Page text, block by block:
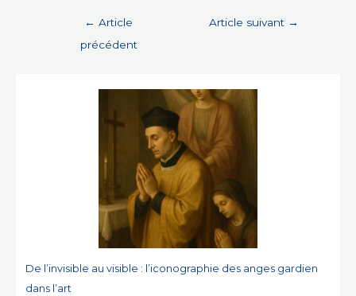
← Article
précédent
Article suivant →
De l’invisible au visible : l’iconographie des anges gardien
dans l’art